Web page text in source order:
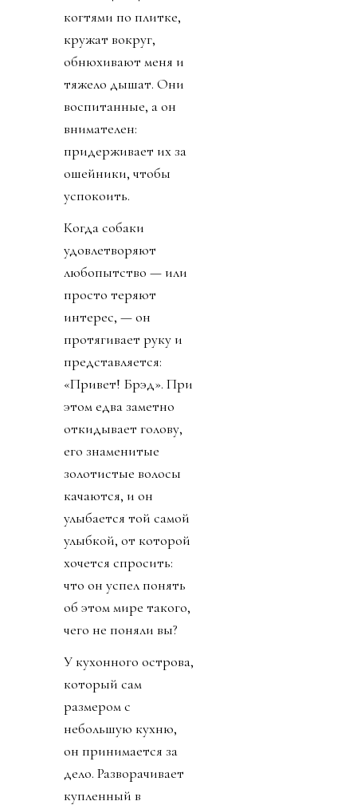
когтями по плитке,
кружат вокруг,
обнюхивают меня и
тяжело дышат. Они
воспитанные, а он
внимателен:
придерживает их за
ошейники, чтобы
успокоить.
Когда собаки
удовлетворяют
любопытство — или
просто теряют
интерес, — он
протягивает руку и
представляется:
«Привет! Брэд». При
этом едва заметно
откидывает голову,
его знаменитые
золотистые волосы
качаются, и он
улыбается той самой
улыбкой, от которой
хочется спросить:
что он успел понять
об этом мире такого,
чего не поняли вы?
У кухонного острова,
который сам
размером с
небольшую кухню,
он принимается за
дело. Разворачивает
купленный в